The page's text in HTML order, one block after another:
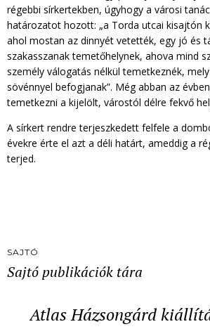
régebbi sírkertekben, úgyhogy a városi
határozatot hozott: „a Torda utcai kisajtón
ahol mostan az dinnyét vetették, egy jó és
szakasszanak temetőhelynek, ahova mind
személy válogatás nélkül temetkeznék,
sövénnyel befogjanak”. Még abban az
temetkezni a kijelölt, várostól délre fekvő
A sírkert rendre terjeszkedett felfele a
évekre érte el azt a déli határt, ameddig a
terjed.
SAJTÓ
Sajtó publikációk tára
Atlas Házsongárd